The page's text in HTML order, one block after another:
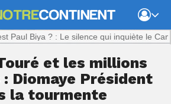
Biya ? : Le silence qui inquiète le Cameroun
et les millions
Diomaye Président
la tourmente